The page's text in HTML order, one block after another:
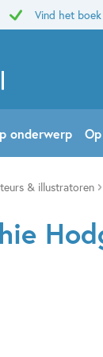
Vind het
onderwerp
& illustratoren